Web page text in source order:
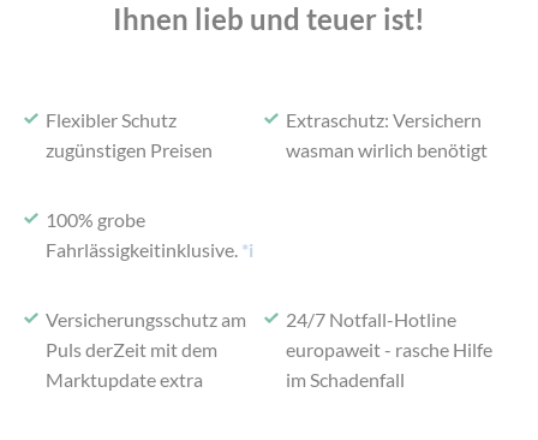
Ihnen lieb und teuer ist!
Flexibler Schutz
zugünstigen Preisen
Extraschutz: Versichern
wasman wirlich benötigt
100% grobe
Fahrlässigkeitinklusive. *i
Versicherungsschutz am
Puls derZeit mit dem
Marktupdate extra
24/7 Notfall-Hotline
europaweit - rasche Hilfe
im Schadenfall